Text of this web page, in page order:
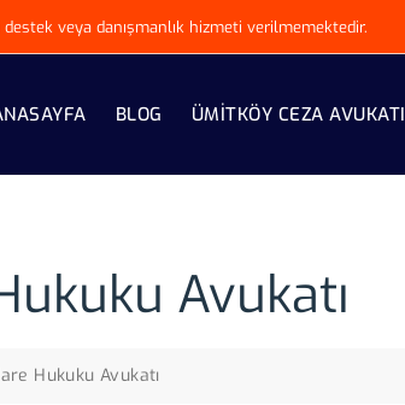
veya danışmanlık hizmeti verilmemektedir.
BLOG ÜMITKÖY CEZA AVUKATI
Avukatı
Hukuku Avukatı